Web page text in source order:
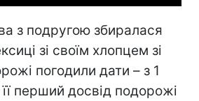
з подругою збиралася
зі своїм хлопцем зі
погодили дати – з 1
перший досвід подорожі